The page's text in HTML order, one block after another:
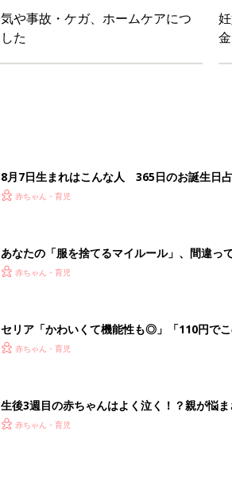
赤ちゃん・育児
セリア「かわいくて機能性も◎」「110円で
1 2 3 4